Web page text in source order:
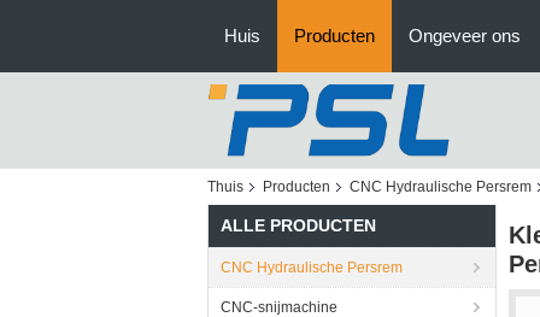
Huis Producten Ongeveer ons
Thuis Producten CNC Hydraulische Persrem
ALLE PRODUCTEN
CNC Hydraulische Persrem
CNC-snijmachine